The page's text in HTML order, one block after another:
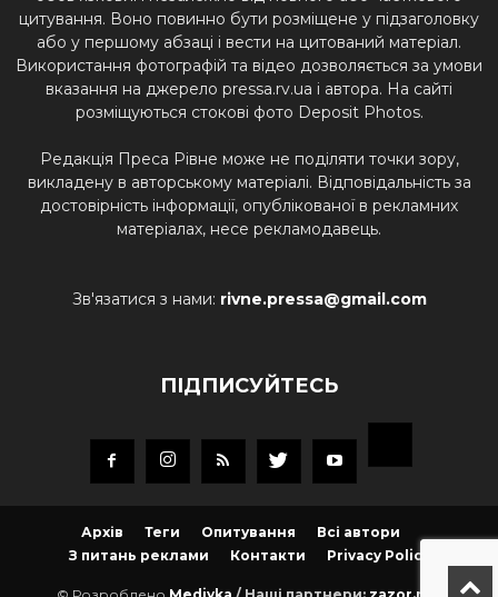
цитування. Воно повинно бути розміщене у підзаголовку
або у першому абзаці і вести на цитований матеріал.
Використання фотографій та відео дозволяється за умови
вказання на джерело pressa.rv.ua і автора. На сайті
розміщуються стокові фото Deposit Photos.
Редакція Преса Рівне може не поділяти точки зору,
викладену в авторському матеріалі. Відповідальність за
достовірність інформації, опублікованої в рекламних
матеріалах, несе рекламодавець.
Зв'язатися з нами: rivne.pressa@gmail.com
ПІДПИСУЙТЕСЬ
Архів Теги Опитування
Всі автори
З питань реклами
Контакти Privacy Policy